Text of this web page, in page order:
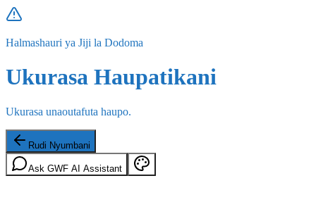
Halmashauri ya Jiji la Dodoma
Ukurasa Haupatikani
Ukurasa unaoutafuta haupo.
Rudi Nyumbani
Ask GWF AI Assistant